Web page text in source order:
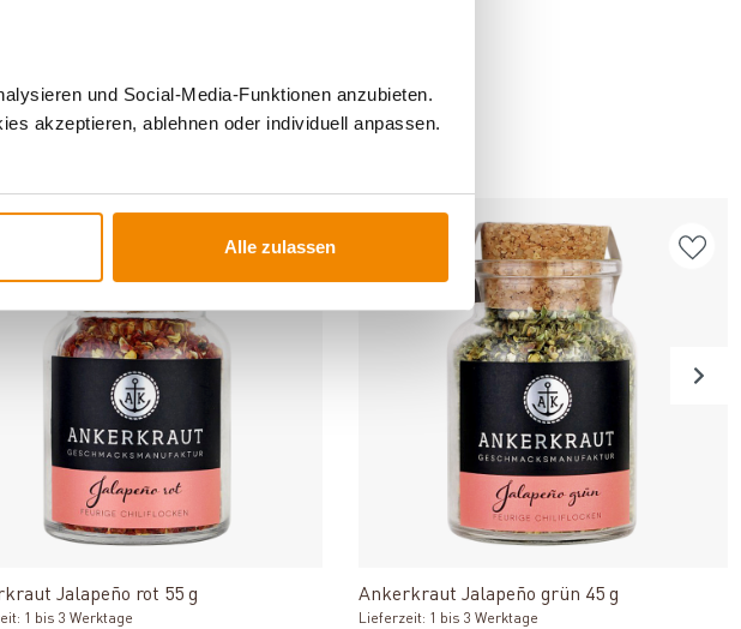
und Social-Media-Funktionen anzubieten.
akzeptieren, ablehnen oder individuell anpassen.
Alle zulassen
Produkt ansehen
Jalapeño rot 55 g
1 bis 3 Werktage
Produkt ansehen
Ankerkraut Jalapeño grün 45 g
Lieferzeit: 1 bis 3 Werktage